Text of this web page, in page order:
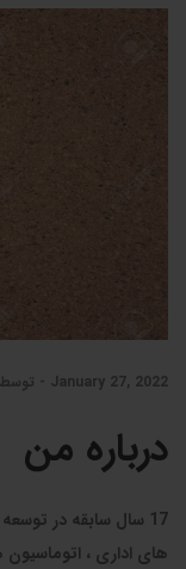
January 27, 2022 - توسط مدیر
درباره من
17 سال سابقه در
های اداری ، اتوماسیون